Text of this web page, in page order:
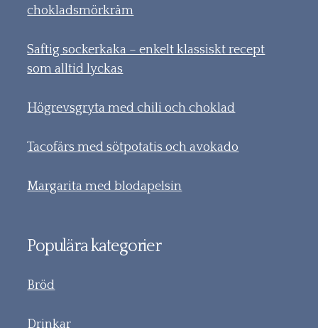
chokladsmörkräm
Saftig sockerkaka – enkelt klassiskt recept
som alltid lyckas
Högrevsgryta med chili och choklad
Tacofärs med sötpotatis och avokado
Margarita med blodapelsin
Populära kategorier
Bröd
Drinkar